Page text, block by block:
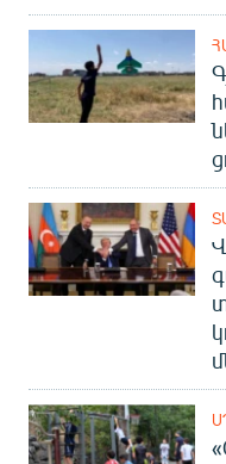
ՀԵՏԵՎԵՔ ՄԵԶ
«Ազատության»